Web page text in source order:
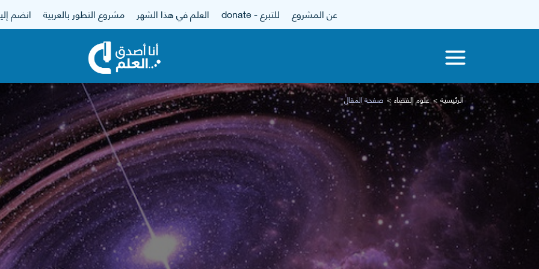
عن المشروع للتبرع - donate العلم في هذا الشهر مشروع التطور بالعربية انضم
الرئيسية علوم الفضاء صفحة المقال